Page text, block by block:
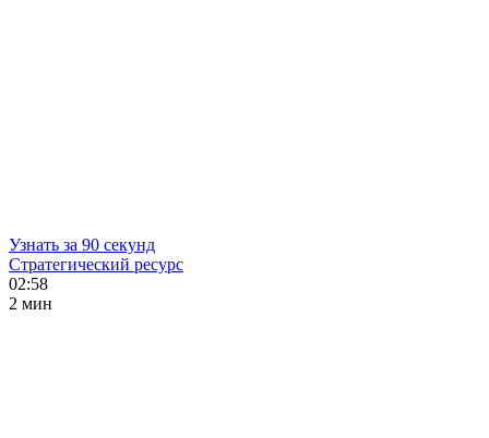
Узнать за 90 секунд
Стратегический ресурс
02:58
2 мин